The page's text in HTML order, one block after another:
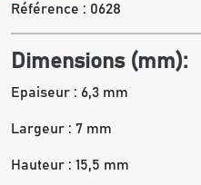
Référence : 0628
Dimensions (mm):
Epaiseur : 6,3 mm
Largeur : 7 mm
Hauteur : 15,5 mm